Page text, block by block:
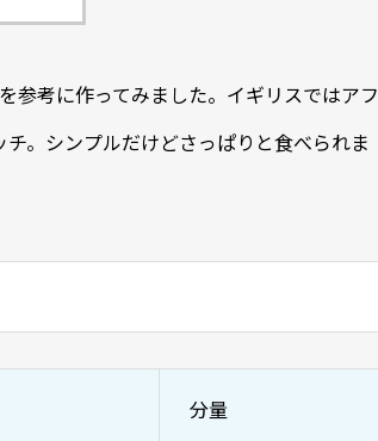
参考に作ってみました。イギリスではアフ
。シンプルだけどさっぱりと食べられま
分量